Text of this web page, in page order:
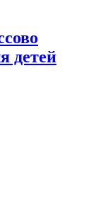
детей